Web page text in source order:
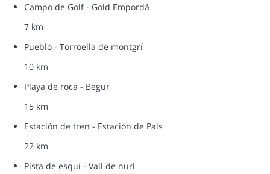
Campo de Golf - Gold Empordá
7 km
Pueblo - Torroella de montgrí
10 km
Playa de roca - Begur
15 km
Estación de tren - Estación de Pals
22 km
Pista de esquí - Vall de nuri